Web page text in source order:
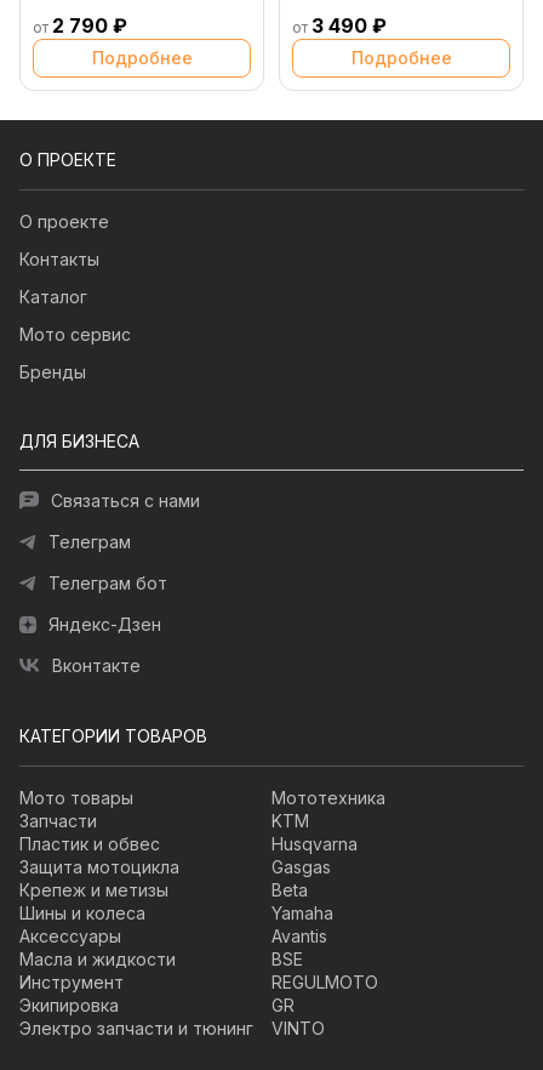
от 2 790 ₽
Подробнее
от 3 490 ₽
Подробнее
О ПРОЕКТЕ
О проекте
Контакты
Каталог
Мото сервис
Бренды
ДЛЯ БИЗНЕСА
Связаться с нами
Телеграм
Телеграм бот
Яндекс-Дзен
Вконтакте
КАТЕГОРИИ ТОВАРОВ
Мото товары
Запчасти
Пластик и обвес
Защита мотоцикла
Крепеж и метизы
Шины и колеса
Аксессуары
Масла и жидкости
Инструмент
Экипировка
Электро запчасти и тюнинг
Мототехника
KTM
Husqvarna
Gasgas
Beta
Yamaha
Avantis
BSE
REGULMOTO
GR
VINTO